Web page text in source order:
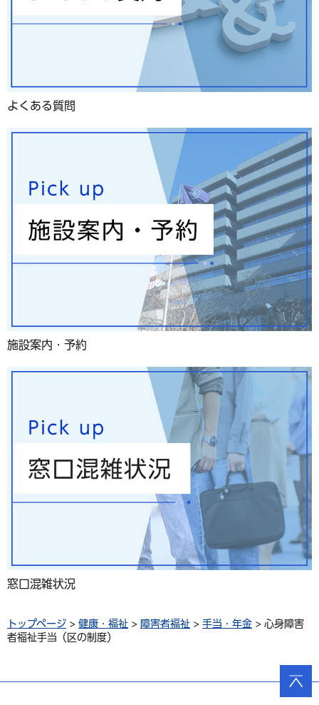
よくある質問
施設案内・予約
窓口混雑状況
トップページ > 健康・福祉 > 障害者福祉 > 手当・年金 > 心身障害
者福祉手当（区の制度）
ページ
の先頭